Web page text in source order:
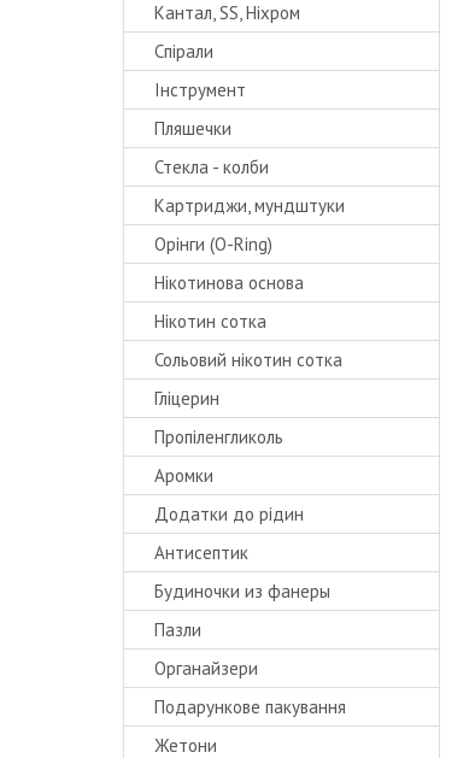
Кантал, SS, Ніхром
Спірали
Інструмент
Пляшечки
Стекла - колби
Картриджи, мундштуки
Орінги (O-Ring)
Нікотинова основа
Нікотин сотка
Сольовий нікотин сотка
Гліцерин
Пропіленгликоль
Аромки
Додатки до рідин
Антисептик
Будиночки из фанеры
Пазли
Органайзери
Подарункове пакування
Жетони